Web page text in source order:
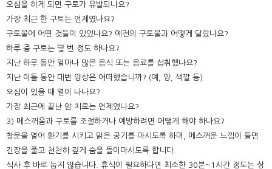
오심을 하게 되면 구토가 유발되나요?
가장 최근 한 구토는 언제였나요?
구토물에 어떤 것들이 있었나요? 예전의 구토물과 어떻게 달랐나요?
하루 중 구토는 몇 번 정도 하나요?
지난 하루 동안 얼마나 많은 음식 또는 음료를 섭취했나요?
지난 이틀 동안 대변 양상은 어떠했습니까? (예, 양, 색깔 등)
오심이 있을 때 열이 나나요?
가장 최근에 끝난 암 치료는 언제였나요?
3) 메스꺼움과 구토를 조절하거나 예방하려면 어떻게 해야 하나요?
창문을 열어 환기를 시키고 맑은 공기를 마시도록 하며, 메스꺼운 느낌이 들면
긴장을 풀고 천천히 깊게 숨을 들이마시도록 합니다.
식사 후 바로 눕지 않습니다. 휴식이 필요하다면 최소한 30분~1시간 정도는 상